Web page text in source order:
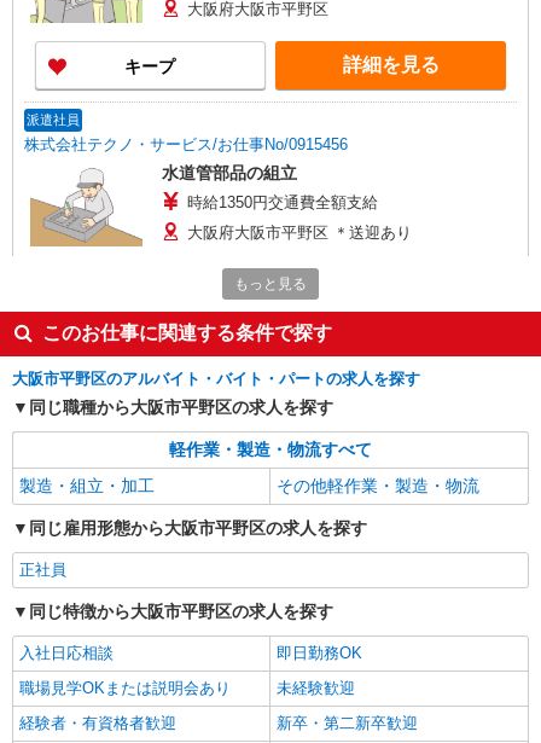
大阪府大阪市平野区
キープ 詳細を見る
派遣社員
株式会社テクノ・サービス/お仕事No/0915456
水道管部品の組立
時給1350円交通費全額支給
大阪府大阪市平野区 ＊送迎あり
派遣社員
株式会社テクノ・サービス/お仕事No/0796474
組立作業など
例）（残業・休日出勤手当て等が含まれていま
す） 交通費全額支給
大阪府大阪市平野区 ＊車・バイク通勤OK
キープ 詳細を見る
派遣社員
株式会社テクノ・サービス/お仕事No/0893404
部品の組立業務
時給1300円交通費全額支給
大阪府大阪市平野区 ＊バイク通勤OK
もっと見る
このお仕事に関連する条件で探す
大阪市平野区のアルバイト・バイト・パートの求人を探す
同じ職種から大阪市平野区の求人を探す
軽作業・製造・物流すべて
製造・組立・加工
その他軽作業・製造・物流
同じ雇用形態から大阪市平野区の求人を探す
正社員
同じ特徴から大阪市平野区の求人を探す
入社日応相談
即日勤務OK
職場見学OKまたは説明会あり
未経験歓迎
経験者・有資格者歓迎
新卒・第二新卒歓迎